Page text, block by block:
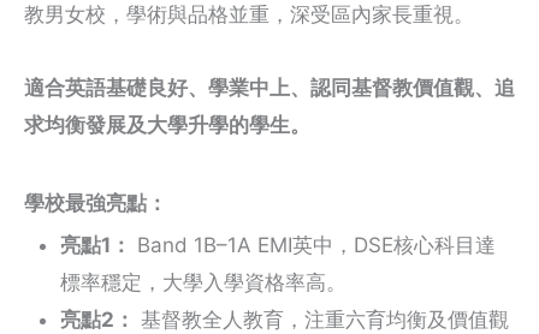
教男女校，學術與品格並重，深受區內家長重視。
適合英語基礎良好、學業中上、認同基督教價值觀、追
求均衡發展及大學升學的學生。
學校最強亮點：
亮點1：
Band 1B–1A EMI英中，DSE核心科目達
標率穩定，大學入學資格率高。
亮點2： 基督教全人教育，注重六育均衡及價值觀